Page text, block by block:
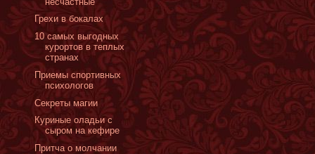
Грехи в бокалах
10 самых выгодных
курортов в теплых
странах
Приемы спортивных
психологов
Секреты магии
Куриные оладьи с
сыром на кефире
Притча о молчании